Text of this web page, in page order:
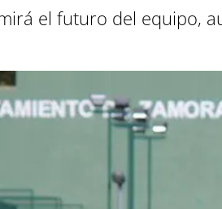
el futuro del equipo,